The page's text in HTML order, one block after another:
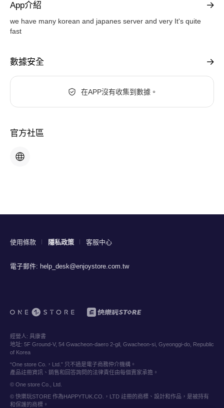
App介紹
we have many korean and japanes server and very It's quite
fast
數據安全
在APP沒有收集到數據。
官方社區
使用條款 隱私政策 客服中心
電子郵件: help_desk@enjoystore.com.tw
經營人: 具康書
地址: 5F Ground-V, 54 Gwacheon-daero 2-gil, Gwacheon-si, Gyeonggi-do, Republic
of Korea
“One store Co.，Ltd.” 只不過是電子商務仲介機構。
產品註冊資訊、銷售和回答詢問的法律責任由每個賣家承擔。
© One store Co., Ltd.
© 快樂玩STORE 作為HAPPYTUK.CO.，LTD 註冊的商標、設計和作品，是被持有
和保護的商標。